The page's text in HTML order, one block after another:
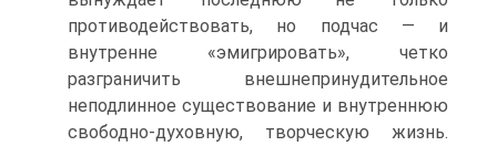
противодействовать, но подчас — и
внутренне «эмигрировать», четко
разграничить внешнепринудительное
неподлинное существование и внутреннюю
свободно-духовную, творческую жизнь.